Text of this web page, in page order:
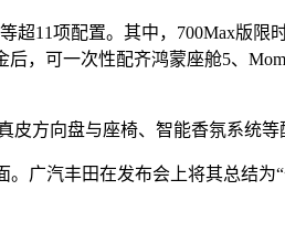
11项配置。其中，700Max版限
，可一次性配齐鸿蒙座舱5、
方向盘与座椅、智能香氛系统等
广汽丰田在发布会上将其总结为